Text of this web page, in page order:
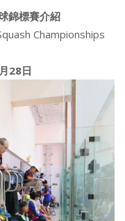
錦標賽介紹
Championships
月28日